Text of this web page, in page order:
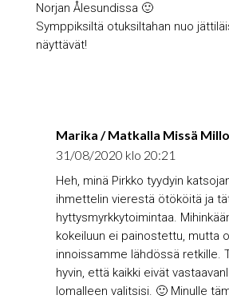
Norjan Ålesundissa 🙂
Symppiksiltä otuksiltahan nuo
näyttävät!
Marika / Matkalla Missä
31/08/2020 klo 20:21
Heh, minä Pirkko tyydyin
ihmettelin vierestä ötököitä ja
hyttysmyrkkytoimintaa.
kokeiluun ei painostettu, mutta
innoissamme lähdössä retkille.
hyvin, että kaikki eivät
lomalleen valitsisi. 🙂 Minulle